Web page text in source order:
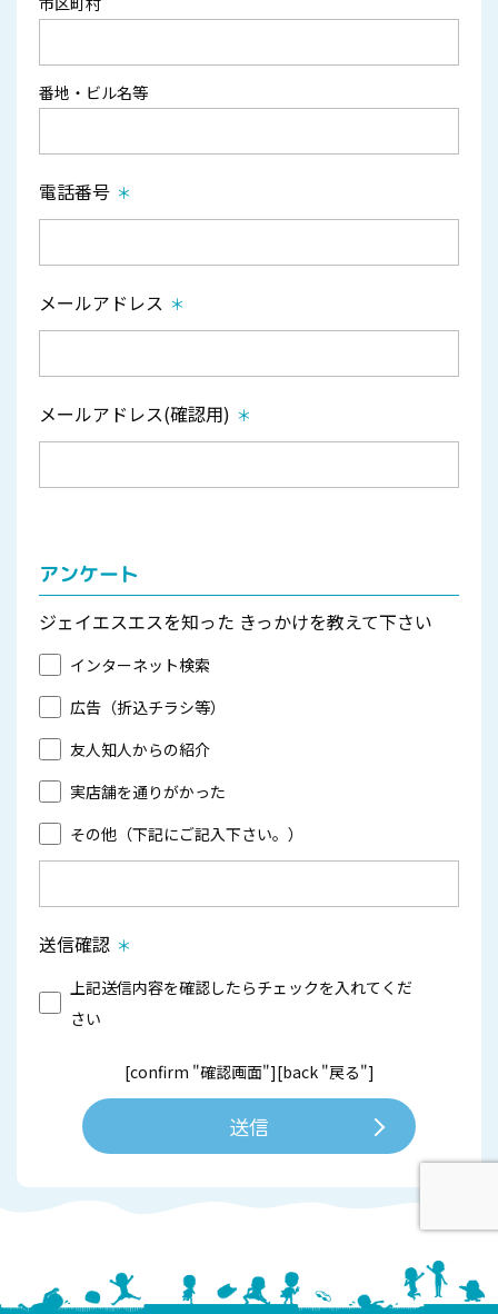
番地・ビル名等
電話番号
メールアドレス
メールアドレス(確認用)
アンケート
ジェイエスエスを知った きっかけを教えて下さい
インターネット検索
広告（折込チラシ等）
友人知人からの紹介
実店舗を通りがかった
その他（下記にご記入下さい。）
送信確認
上記送信内容を確認したらチェックを入れてくだ
さい
[confirm "確認画面"][back "戻る"]